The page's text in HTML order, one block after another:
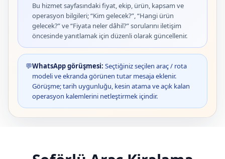
Bu hizmet sayfasındaki fiyat, ekip, ürün, kapsam ve
operasyon bilgileri; “Kim gelecek?”, “Hangi ürün
gelecek?” ve “Fiyata neler dâhil?” sorularını iletişim
öncesinde yanıtlamak için düzenli olarak güncellenir.
💬WhatsApp görüşmesi: Seçtiğiniz seçilen araç / rota
modeli ve ekranda görünen tutar mesaja eklenir.
Görüşme; tarih uygunluğu, kesin atama ve açık kalan
operasyon kalemlerini netleştirmek içindir.